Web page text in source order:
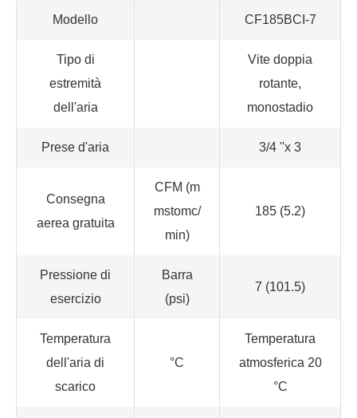
Modello CF185BCI-7
Tipo di
estremità
dell'aria
Vite doppia
rotante,
monostadio
Prese d'aria 3/4 ''x 3
Consegna
aerea gratuita
CFM (m
mstomc/
min)
185 (5.2)
Pressione di
esercizio
Barra
(psi)
7 (101.5)
Temperatura
dell'aria di
scarico
°C
Temperatura
atmosferica 20
°C